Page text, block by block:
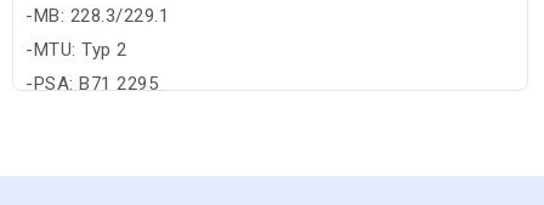
-MB: 228.3/229.1
-MTU: Typ 2
-PSA: B71 2295